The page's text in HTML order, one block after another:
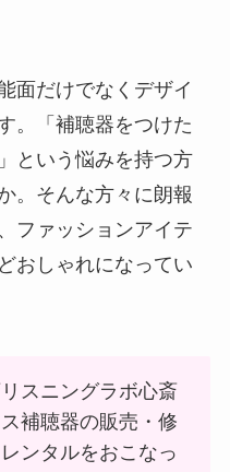
面だけでなくデザイ
。「補聴器をつけた
という悩みを持つ方
。そんな方々に朗報
ファッションアイテ
おしゃれになってい
スニングラボ心斎
補聴器の販売・修
ンタルをおこなっ